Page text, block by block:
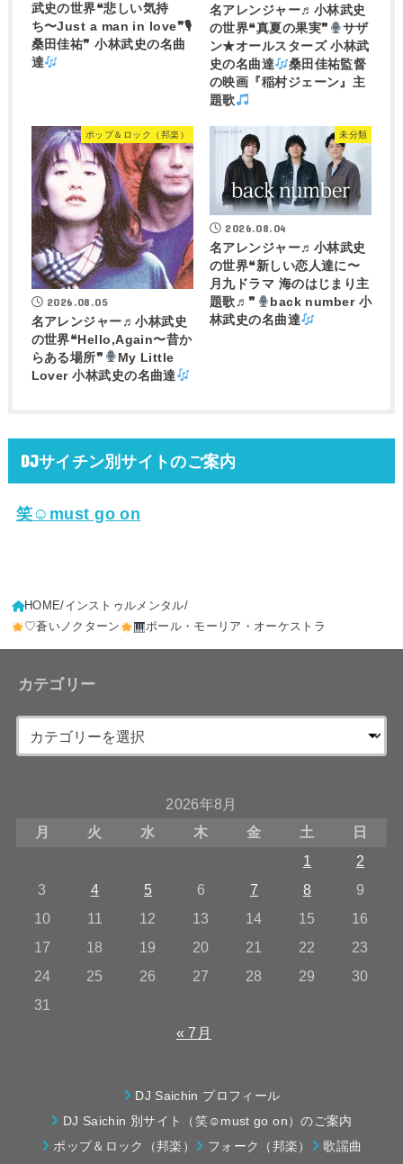
武史の世界❝悲しい気持
ち〜Just a man in love❞🎙
桑田佳祐❞ 小林武史の名曲
達
名アレンジャー♬ 小林武史
の世界❝真夏の果実❞
サザ
ン★オールスターズ 小林武
史の名曲達
桑田佳祐監督
の映画『稲村ジェーン』主
題歌
ポップ＆ロック（邦楽）
2026.08.05
名アレンジャー♬小林武史
の世界❝Hello,Again〜昔か
らある場所❞
My Little
Lover 小林武史の名曲達
未分類
2026.08.04
名アレンジャー♬ 小林武史
の世界❝新しい恋人達に〜
月九ドラマ 海のはじまり主
題歌♬❞
back number 小
林武史の名曲達
DJサイチン別サイトのご案内
笑☺must go on
HOME インストゥルメンタル
♡蒼いノクターン
ポール・モーリア・オーケストラ
カテゴリー
2026年8月
月
火 水 木 金 土
日
1
2
3
4 5 6 7 8
9
10
11 12 13 14 15
16
17
18 19 20 21 22
23
24
25 26 27 28 29
30
31
« 7月
DJ Saichin プロフィール
DJ Saichin 別サイト（笑☺must go on）のご案内
ポップ＆ロック（邦楽）
フォーク（邦楽）
歌謡曲